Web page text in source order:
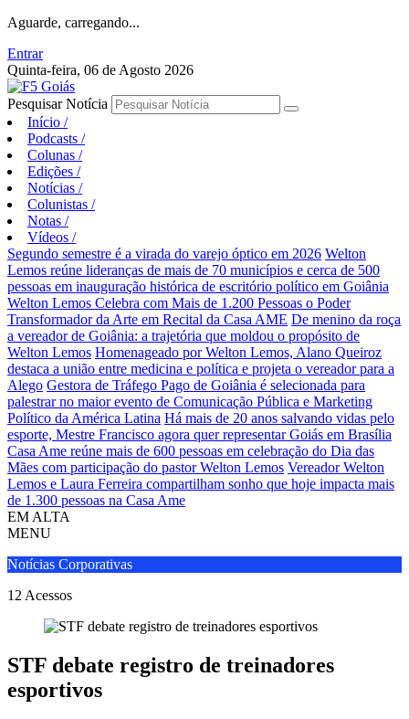
Aguarde, carregando...
Entrar
Quinta-feira, 06 de Agosto 2026
Pesquisar Notícia
Início /
Podcasts /
Colunas /
Edições /
Notícias /
Colunistas /
Notas /
Vídeos /
Segundo semestre é a virada do varejo óptico em 2026 Welton
Lemos reúne lideranças de mais de 70 municípios e cerca de 500
pessoas em inauguração histórica de escritório político em Goiânia
Welton Lemos Celebra com Mais de 1.200 Pessoas o Poder
Transformador da Arte em Recital da Casa AME De menino da roça
a vereador de Goiânia: a trajetória que moldou o propósito de
Welton Lemos Homenageado por Welton Lemos, Alano Queiroz
destaca a união entre medicina e política e projeta o vereador para a
Alego Gestora de Tráfego Pago de Goiânia é selecionada para
palestrar no maior evento de Comunicação Pública e Marketing
Político da América Latina Há mais de 20 anos salvando vidas pelo
esporte, Mestre Francisco agora quer representar Goiás em Brasília
Casa Ame reúne mais de 600 pessoas em celebração do Dia das
Mães com participação do pastor Welton Lemos Vereador Welton
Lemos e Laura Ferreira compartilham sonho que hoje impacta mais
de 1.300 pessoas na Casa Ame
EM ALTA
MENU
Notícias Corporativas
12 Acessos
STF debate registro de treinadores
esportivos